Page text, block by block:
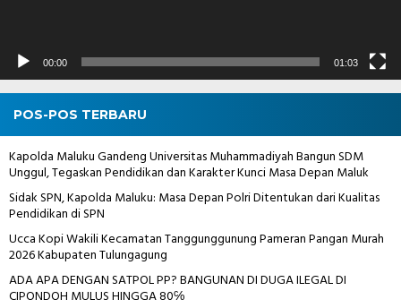
00:00 01:03
POS-POS TERBARU
Kapolda Maluku Gandeng Universitas Muhammadiyah Bangun SDM
Unggul, Tegaskan Pendidikan dan Karakter Kunci Masa Depan Maluk
Sidak SPN, Kapolda Maluku: Masa Depan Polri Ditentukan dari Kualitas
Pendidikan di SPN
Ucca Kopi Wakili Kecamatan Tanggunggunung Pameran Pangan Murah
2026 Kabupaten Tulungagung
ADA APA DENGAN SATPOL PP? BANGUNAN DI DUGA ILEGAL DI
CIPONDOH MULUS HINGGA 80℅